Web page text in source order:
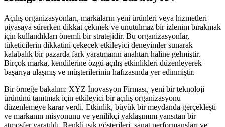
Açılış organizasyonları, markaların yeni ürünleri veya hizmetleri
piyasaya sürerken dikkat çekmek ve unutulmaz bir izlenim bırakmak
için kullandıkları önemli bir stratejidir. Bu organizasyonlar,
tüketicilerin dikkatini çekecek etkileyici deneyimler sunarak
kalabalık bir pazarda fark yaratmanın anahtarı haline gelmiştir.
Birçok marka, kendilerine özgü açılış etkinlikleri düzenleyerek
başarıya ulaşmış ve müşterilerinin hafızasında yer edinmiştir.
Bir örneğe bakalım: XYZ İnovasyon Firması, yeni bir teknoloji
ürününü tanıtmak için etkileyici bir açılış organizasyonu
düzenlemeye karar verdi. Etkinlik, büyük bir meydanda gerçekleşti
ve markanın misyonunu ve yenilikçi yaklaşımını yansıtan bir
atmosfer yaratıldı. Renkli ışık gösterileri, sanat performansları ve